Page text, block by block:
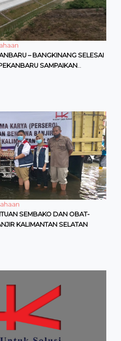
– BANGKINANG SELESAI
SAMPAIKAN
SEMBAKO DAN OBAT-
KALIMANTAN SELATAN